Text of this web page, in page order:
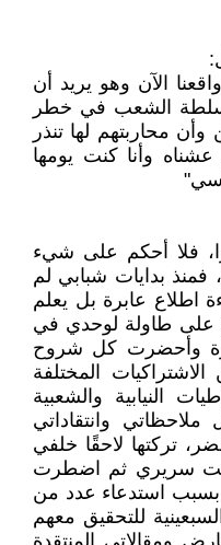
الآن وهو يريد أن
سلطة الشعب في خطر
محاربتهم لها تنذر
وأنا كنت يومها
فلا أحكم على شيء
بدايات شبابي لم
اطلاع عابرة بل يعلم
على طاولة لوحدي في
وأحضرت كل شروح
المختلفة
النيابية والشعبية
وانتقاداتي
تركتها لاحقًا خلفي
سريري ثم اضطرت
بسبب استدعاء عدد من
للتحقيق معهم